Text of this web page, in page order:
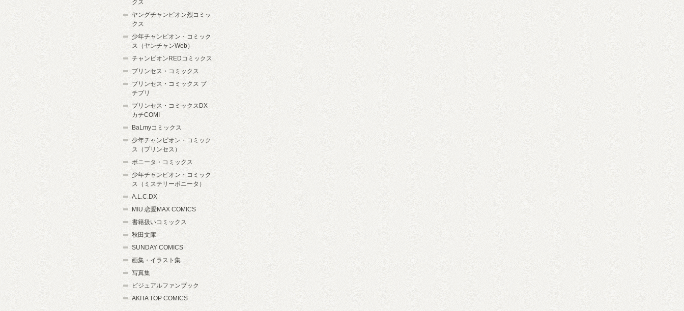
クス
ヤングチャンピオン烈コミッ
クス
少年チャンピオン・コミック
ス（ヤンチャンWeb）
チャンピオンREDコミックス
プリンセス・コミックス
プリンセス・コミックス プ
チプリ
プリンセス・コミックスDX
カチCOMI
BaLmyコミックス
少年チャンピオン・コミック
ス（プリンセス）
ボニータ・コミックス
少年チャンピオン・コミック
ス（ミステリーボニータ）
A.L.C.DX
MIU 恋愛MAX COMICS
書籍扱いコミックス
秋田文庫
SUNDAY COMICS
画集・イラスト集
写真集
ビジュアルファンブック
AKITA TOP COMICS